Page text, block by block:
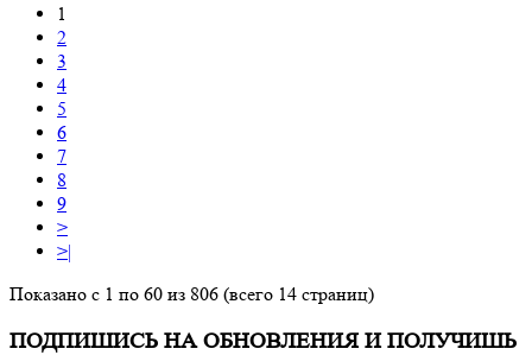
1
2
3
4
5
6
7
8
9
>
>|
Показано с 1 по 60 из 806 (всего 14 страниц)
ПОДПИШИСЬ НА ОБНОВЛЕНИЯ И ПОЛУЧИШЬ